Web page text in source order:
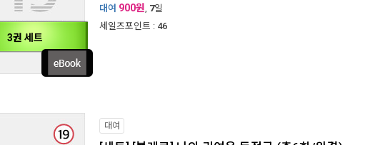
3권 세트
대여 900원, 7일
세일즈포인트 : 46
대여